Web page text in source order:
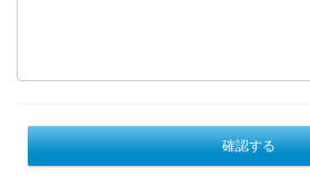
確認する